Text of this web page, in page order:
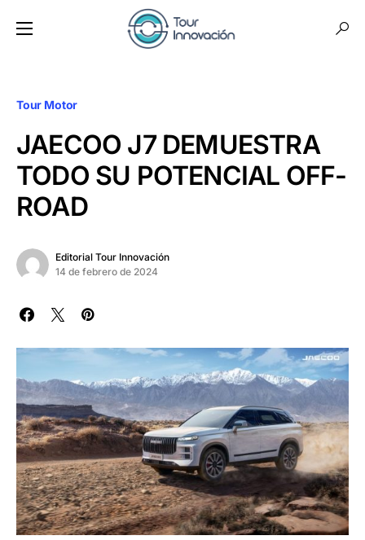
Tour Motor
JAECOO J7 DEMUESTRA
TODO SU POTENCIAL OFF-
ROAD
Editorial Tour Innovación
14 de febrero de 2024